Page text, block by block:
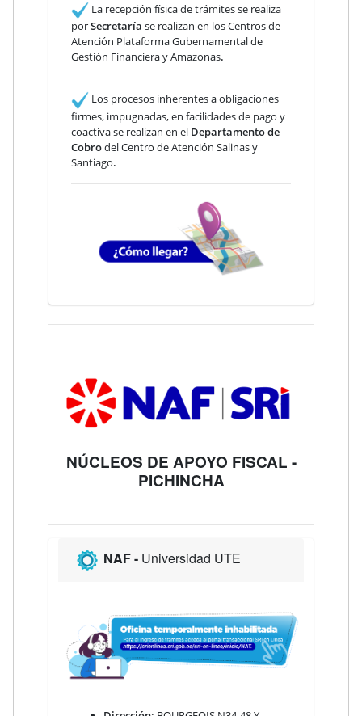
La recepción física de trámites se realiza
porSecretaría se realizan en los Centros de
Atención Plataforma Gubernamental de
Gestión Financiera y Amazonas.
Los procesos inherentes a obligaciones
firmes, impugnadas, en facilidades de pago y
coactiva se realizan en el Departamento de
Cobrodel Centro de Atención Salinas y
Santiago.
NÚCLEOS DE APOYO FISCAL -
PICHINCHA
NAF -Universidad UTE